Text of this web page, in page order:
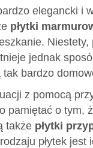
elegancki i
płytki
Niestety,
jednak
tak bardzo
z pomocą
pamiętać o tym,
także płytki
płytek jest